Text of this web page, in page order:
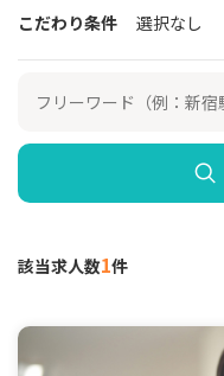
こだわり条件 選択なし
該当求人数1件